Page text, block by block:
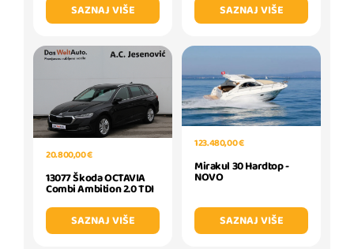
SAZNAJ VIŠE
SAZNAJ VIŠE
20.800,00 €
13077 Škoda OCTAVIA
Combi Ambition 2.0 TDI
SAZNAJ VIŠE
123.480,00 €
Mirakul 30 Hardtop -
NOVO
SAZNAJ VIŠE